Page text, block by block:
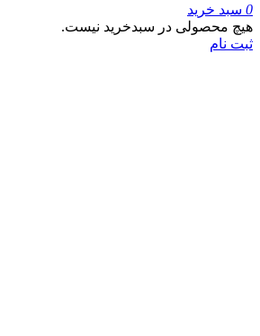
0 سبد خرید
هیچ محصولی در سبدخرید نیست.
ثبت نام